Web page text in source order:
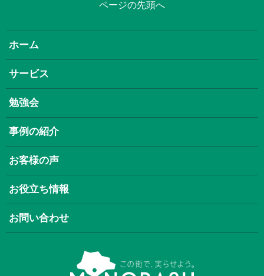
ページの先頭へ
ホーム
サービス
勉強会
事例の紹介
お客様の声
お役立ち情報
お問い合わせ